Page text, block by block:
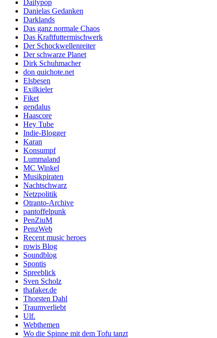
Dailypop
Danielas Gedanken
Darklands
Das ganz normale Chaos
Das Kraftfuttermischwerk
Der Schockwellenreiter
Der schwarze Planet
Dirk Schuhmacher
don quichote.net
Elsbesen
Exilkieler
Fiket
gendalus
Haascore
Hey Tube
Indie-Blogger
Karan
Konsumpf
Lummaland
MC Winkel
Musikpiraten
Nachtschwarz
Netzpolitik
Otranto-Archive
pantoffelpunk
PenZiuM
PenzWeb
Recent music heroes
rowis Blog
Soundblog
Spontis
Spreeblick
Sven Scholz
thafaker.de
Thorsten Dahl
Traumverliebt
Ulf.
Webthemen
Wo die Spinne mit dem Tofu tanzt